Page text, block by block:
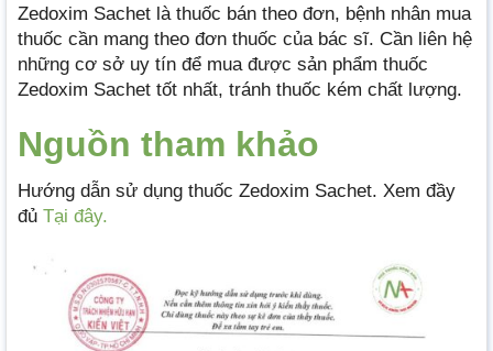
Zedoxim Sachet là thuốc bán theo đơn, bệnh nhân mua
thuốc cần mang theo đơn thuốc của bác sĩ. Cần liên hệ
những cơ sở uy tín để mua được sản phẩm thuốc
Zedoxim Sachet tốt nhất, tránh thuốc kém chất lượng.
Nguồn tham khảo
Hướng dẫn sử dụng thuốc Zedoxim Sachet. Xem đầy
đủ Tại đây.